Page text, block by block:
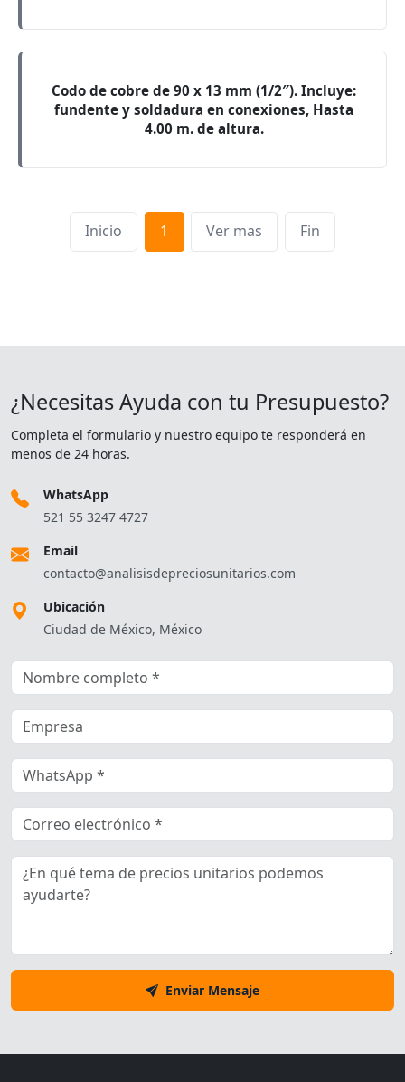
Codo de cobre de 90 x 13 mm (1/2″). Incluye:
fundente y soldadura en conexiones, Hasta
4.00 m. de altura.
Inicio 1 Ver mas Fin
¿Necesitas Ayuda con tu Presupuesto?
Completa el formulario y nuestro equipo te responderá en
menos de 24 horas.
WhatsApp
521 55 3247 4727
Email
contacto@analisisdepreciosunitarios.com
Ubicación
Ciudad de México, México
Enviar Mensaje